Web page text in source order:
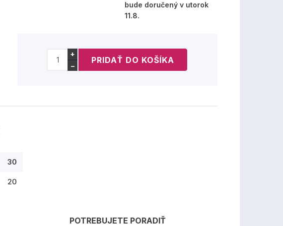
bude doručený v utorok
11.8.
+
−
30
20
POTREBUJETE PORADIŤ